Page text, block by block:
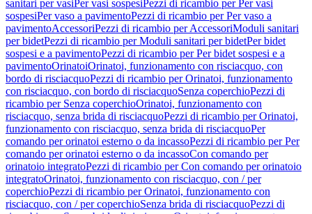
sanitari per vasiPer vasi sospesiPezzi di ricambio per Per vasi
sospesiPer vaso a pavimentoPezzi di ricambio per Per vaso a
pavimentoAccessoriPezzi di ricambio per AccessoriModuli sanitari
per bidetPezzi di ricambio per Moduli sanitari per bidetPer bidet
sospesi e a pavimentoPezzi di ricambio per Per bidet sospesi e a
pavimentoOrinatoiOrinatoi, funzionamento con risciacquo, con
bordo di risciacquoPezzi di ricambio per Orinatoi, funzionamento
con risciacquo, con bordo di risciacquoSenza coperchioPezzi di
ricambio per Senza coperchioOrinatoi, funzionamento con
risciacquo, senza brida di risciacquoPezzi di ricambio per Orinatoi,
funzionamento con risciacquo, senza brida di risciacquoPer
comando per orinatoi esterno o da incassoPezzi di ricambio per Per
comando per orinatoi esterno o da incassoCon comando per
orinatoio integratoPezzi di ricambio per Con comando per orinatoio
integratoOrinatoi, funzionamento con risciacquo, con / per
coperchioPezzi di ricambio per Orinatoi, funzionamento con
risciacquo, con / per coperchioSenza brida di risciacquoPezzi di